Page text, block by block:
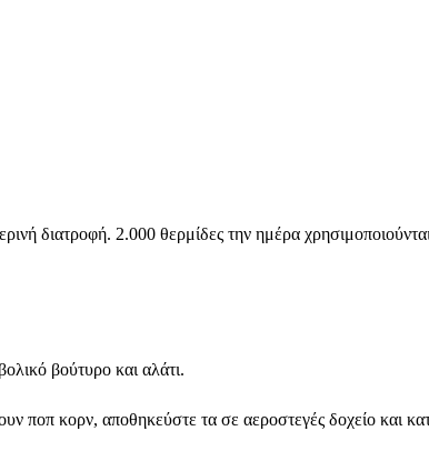
διατροφή. 2.000 θερμίδες την ημέρα χρησιμοποιούνται
βούτυρο και αλάτι.
ποπ κορν, αποθηκεύστε τα σε αεροστεγές δοχείο και